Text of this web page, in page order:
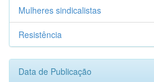
Mulheres sindicalistas
Resistência
Data de Publicação